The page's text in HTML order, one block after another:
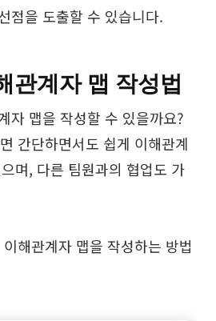
점을 도출할 수 있습니다.
관계자 맵 작성법
자 맵을 작성할 수 있을까요?
간단하면서도 쉽게 이해관계
며, 다른 팀원과의 협업도 가
해관계자 맵을 작성하는 방법